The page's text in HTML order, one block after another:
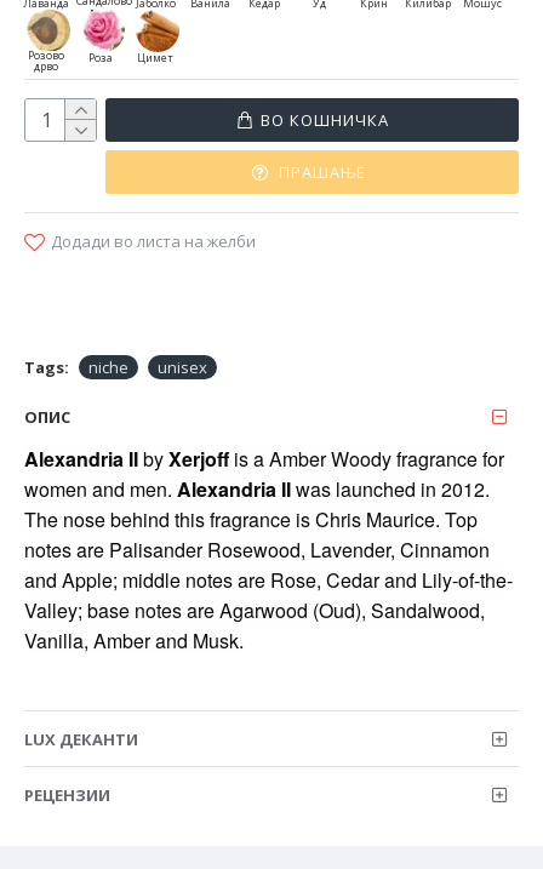
Лаванда
дрво
Јаболко Ванила Кедар Уд Крин Килибар Мошус
Розово
дрво
Роза Цимет
ВО КОШНИЧКА
ПРАШАЊЕ
Додади во листа на желби
Tags: niche unisex
ОПИС
Alexandria IIbyXerjoff is a Amber Woody fragrance for
women and men. Alexandria IIwas launched in 2012.
The nose behind this fragrance is Chris Maurice. Top
notes are Palisander Rosewood, Lavender, Cinnamon
and Apple; middle notes are Rose, Cedar and Lily-of-the-
Valley; base notes are Agarwood (Oud), Sandalwood,
Vanilla, Amber and Musk.
LUX ДЕКАНТИ
РЕЦЕНЗИИ